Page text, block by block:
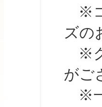
※コ
ズの
※ク
がご
※一